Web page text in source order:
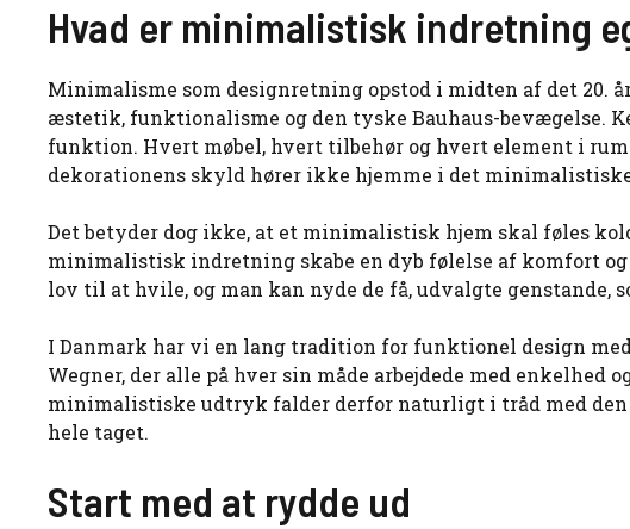
Hvad er minimalistisk indretning
Minimalisme som designretning opstod i midten af det 20.
æstetik, funktionalisme og den tyske Bauhaus-bevægelse.
funktion. Hvert møbel, hvert tilbehør og hvert element i
dekorationens skyld hører ikke hjemme i det
Det betyder dog ikke, at et minimalistisk hjem skal føles
minimalistisk indretning skabe en dyb følelse af komfort
lov til at hvile, og man kan nyde de få, udvalgte genstande,
I Danmark har vi en lang tradition for funktionel design
Wegner, der alle på hver sin måde arbejdede med
minimalistiske udtryk falder derfor naturligt i tråd med
hele taget.
Start med at rydde ud